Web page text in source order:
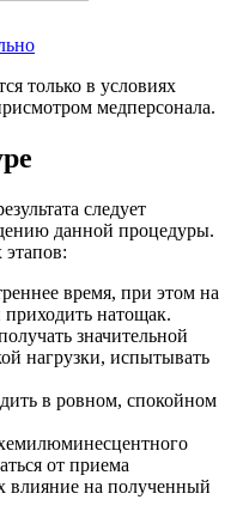
только в условиях
медперсонала.
следует
данной процедуры.
этапов:
время, при этом на
натощак.
значительной
нагрузки, испытывать
в ровном, спокойном
от приема
влияние на полученный